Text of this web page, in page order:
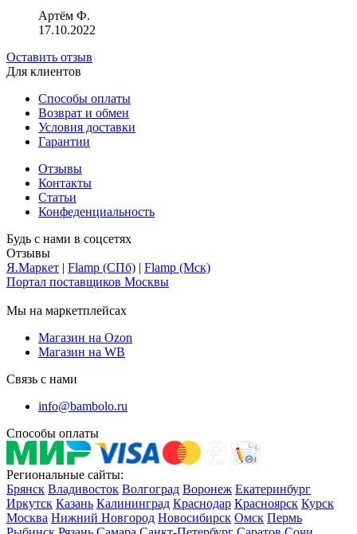
Артём Ф.
17.10.2022
Оставить отзыв
Для клиентов
Способы оплаты
Возврат и обмен
Условия доставки
Гарантии
Отзывы
Контакты
Статьи
Конфеденциальность
Будь с нами в соцсетях
Отзывы
Я.Маркет | Flamp (СПб) | Flamp (Мск)
Портал поставщиков Москвы
Мы на маркетплейсах
Магазин на Ozon
Магазин на WB
Связь с нами
info@bambolo.ru
Способы оплаты
Региональные сайты:
Брянск Владивосток Волгоград Воронеж Екатеринбург
Иркутск Казань Калининград Краснодар Красноярск Курск
Москва Нижний Новгород Новосибирск Омск Пермь